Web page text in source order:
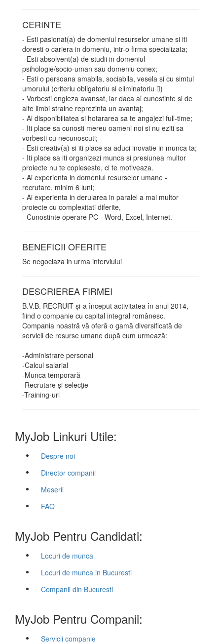
CERINTE
- Esti pasionat(a) de domeniul resurselor umane si iti
doresti o cariera in domeniu, intr-o firma specializata;
- Esti absolvent(a) de studii in domeniul
psihologie/socio-uman sau domeniu conex;
- Esti o persoana amabila, sociabila, vesela si cu simtul
umorului (criteriu obligatoriu si eliminatoriu )
- Vorbesti engleza avansat, iar daca ai cunostinte si de
alte limbi straine reprezinta un avantaj;
- Ai disponibiliatea si hotararea sa te angajezi full-time;
- Iti place sa cunosti mereu oameni noi si nu eziti sa
vorbesti cu necunoscuti;
- Esti creativ(a) si iti place sa aduci inovatie in munca ta;
- Iti place sa iti organizezi munca si presiunea multor
proiecte nu te copleseste, ci te motiveaza.
- Ai experienta in domeniul resurselor umane -
recrutare, minim 6 luni;
- Ai experienta in derularea in paralel a mai multor
proiecte cu complexitati diferite,
- Cunostinte operare PC - Word, Excel, Internet.
BENEFICII OFERITE
Se negociaza in urma interviului
DESCRIEREA FIRMEI
B.V.B. RECRUIT și-a început activitatea în anul 2014,
fiind o companie cu capital integral românesc.
Compania noastră vă oferă o gamă diversificată de
servicii de resurse umane după cum urmează:
-Administrare personal
-Calcul salarial
-Munca temporară
-Recrutare şi selecţie
-Training-uri
MyJob Linkuri Utile:
Despre noi
Director companii
Meserii
FAQ
MyJob Pentru Candidati:
Locuri de munca
Locuri de munca in Bucuresti
Companii din Bucuresti
MyJob Pentru Companii:
Servicii companie